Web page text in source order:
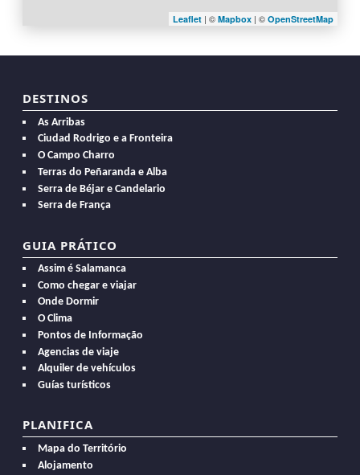
Leaflet| © Mapbox | © OpenStreetMap
DESTINOS
As Arribas
Ciudad Rodrigo e a Fronteira
O Campo Charro
Terras do Peñaranda e Alba
Serra de Béjar e Candelario
Serra de França
GUIA PRÁTICO
Assim é Salamanca
Como chegar e viajar
Onde Dormir
O Clima
Pontos de Informação
Agencias de viaje
Alquiler de vehículos
Guías turísticos
PLANIFICA
Mapa do Território
Alojamento